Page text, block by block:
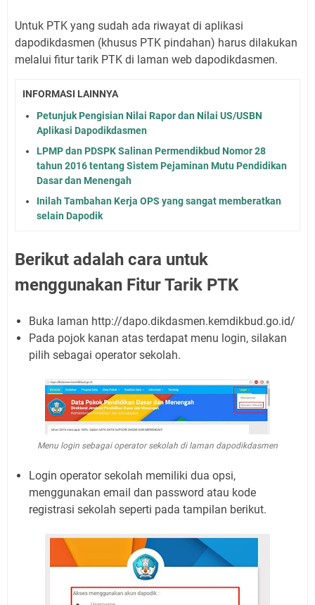
Untuk PTK yang sudah ada riwayat di aplikasi
dapodikdasmen (khusus PTK pindahan) harus dilakukan
melalui fitur tarik PTK di laman web dapodikdasmen.
INFORMASI LAINNYA
Petunjuk Pengisian Nilai Rapor dan Nilai US/USBN
Aplikasi Dapodikdasmen
LPMP dan PDSPK Salinan Permendikbud Nomor 28
tahun 2016 tentang Sistem Pejaminan Mutu Pendidikan
Dasar dan Menengah
Inilah Tambahan Kerja OPS yang sangat memberatkan
selain Dapodik
Berikut adalah cara untuk
menggunakan Fitur Tarik PTK
Buka laman http://dapo.dikdasmen.kemdikbud.go.id/
Pada pojok kanan atas terdapat menu login, silakan
pilih sebagai operator sekolah.
Menu login sebagai operator sekolah di laman dapodikdasmen
Login operator sekolah memiliki dua opsi,
menggunakan email dan password atau kode
registrasi sekolah seperti pada tampilan berikut.